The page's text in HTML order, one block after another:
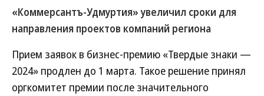
«Коммерсантъ-Удмуртия» увеличил сроки для
направления проектов компаний региона
Прием заявок в бизнес-премию «Твердые знаки —
2024» продлен до 1 марта. Такое решение принял
оргкомитет премии после значительного